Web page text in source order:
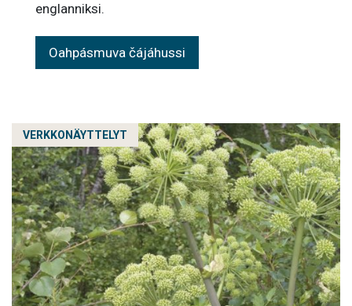
englanniksi.
Oahpásmuva čájáhussi
VERKKONÄYTTELYT